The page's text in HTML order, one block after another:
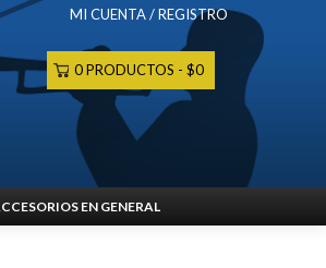
MI CUENTA / REGISTRO
0 PRODUCTOS $0
EN GENERAL